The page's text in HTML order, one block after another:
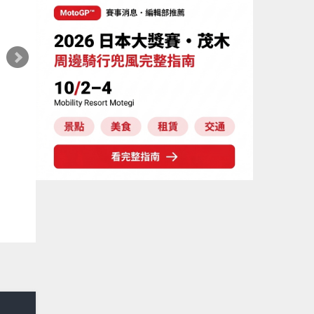
編輯部推薦 新車介紹 KAWASAKI
海外新車】Kawasaki「Ninja ZX-
」2027年式北美發表！636cc四缸×
河銀/暮光藍新色×KTRC/KIBS電控，